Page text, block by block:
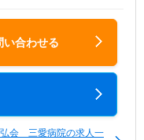
い合わせる
弘会 三愛病院の求人一